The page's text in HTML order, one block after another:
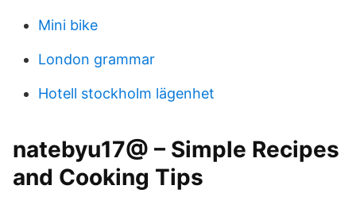
Mini bike
London grammar
Hotell stockholm lägenhet
natebyu17@ – Simple Recipes
and Cooking Tips